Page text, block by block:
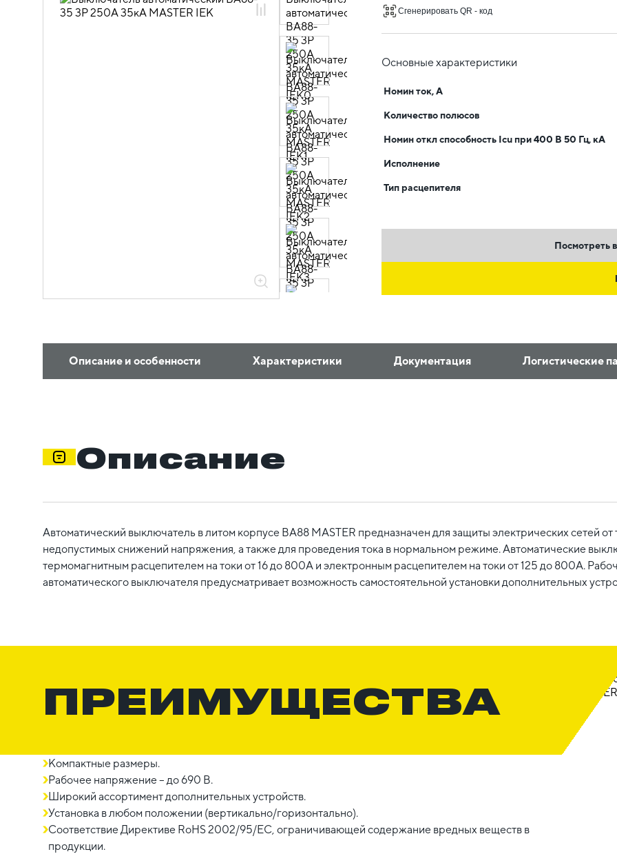
02.01.04 Силовые автоматические
Сгенерировать QR - код
Основные характеристики
Номин ток, А
Количество полюсов
Номин откл способность Icu при 400 В 50 Гц, кА
Исполнение
Тип расцепителя
Посмотреть
Описание и особенности Характеристики Документация Логистические
Описание
Автоматический выключатель в литом корпусе ВА88 MASTER предназначен для защиты электрических сетей от
недопустимых снижений напряжения, а также для проведения тока в нормальном режиме. Автоматические
термомагнитным расцепителем на токи от 16 до 800А и электронным расцепителем на токи от 125 до 800А.
автоматического выключателя предусматривает возможность самостоятельной установки дополнительных
ПРЕИМУЩЕСТВА
Компактные размеры.
Рабочее напряжение – до 690 В.
Широкий ассортимент дополнительных устройств.
Установка в любом положении (вертикально/горизонтально).
Соответствие Директиве RoHS 2002/95/EC, ограничивающей содержание вредных веществ в
продукции.